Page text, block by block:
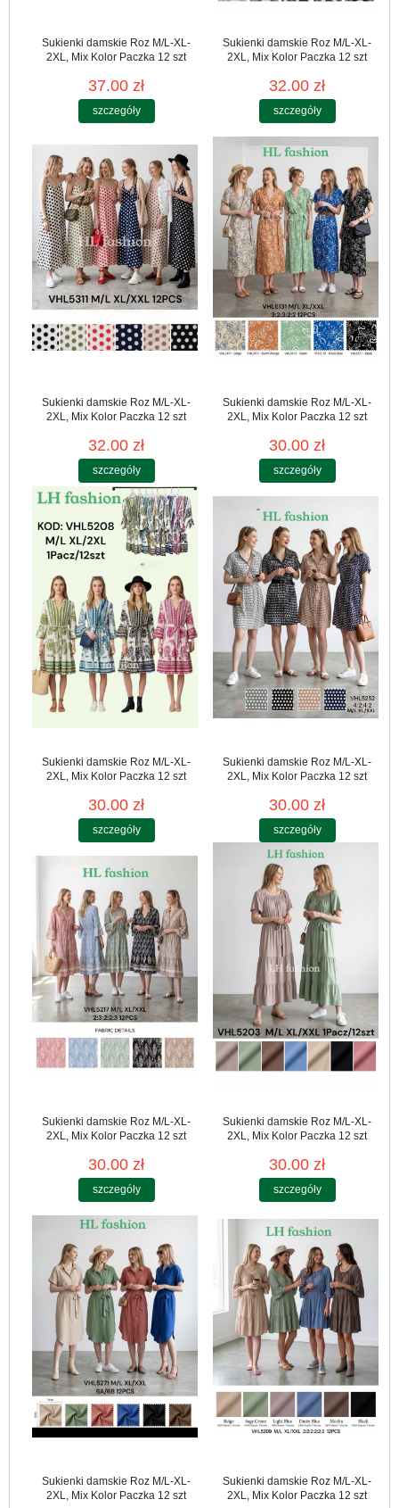
Sukienki damskie Roz M/L-XL-
2XL, Mix Kolor Paczka 12 szt
37.00 zł
szczegóły
Sukienki damskie Roz M/L-XL-
2XL, Mix Kolor Paczka 12 szt
32.00 zł
szczegóły
Sukienki damskie Roz M/L-XL-
2XL, Mix Kolor Paczka 12 szt
32.00 zł
szczegóły
Sukienki damskie Roz M/L-XL-
2XL, Mix Kolor Paczka 12 szt
30.00 zł
szczegóły
Sukienki damskie Roz M/L-XL-
2XL, Mix Kolor Paczka 12 szt
30.00 zł
szczegóły
Sukienki damskie Roz M/L-XL-
2XL, Mix Kolor Paczka 12 szt
30.00 zł
szczegóły
Sukienki damskie Roz M/L-XL-
2XL, Mix Kolor Paczka 12 szt
30.00 zł
szczegóły
Sukienki damskie Roz M/L-XL-
2XL, Mix Kolor Paczka 12 szt
30.00 zł
szczegóły
Sukienki damskie Roz M/L-XL-
2XL, Mix Kolor Paczka 12 szt
Sukienki damskie Roz M/L-XL-
2XL, Mix Kolor Paczka 12 szt